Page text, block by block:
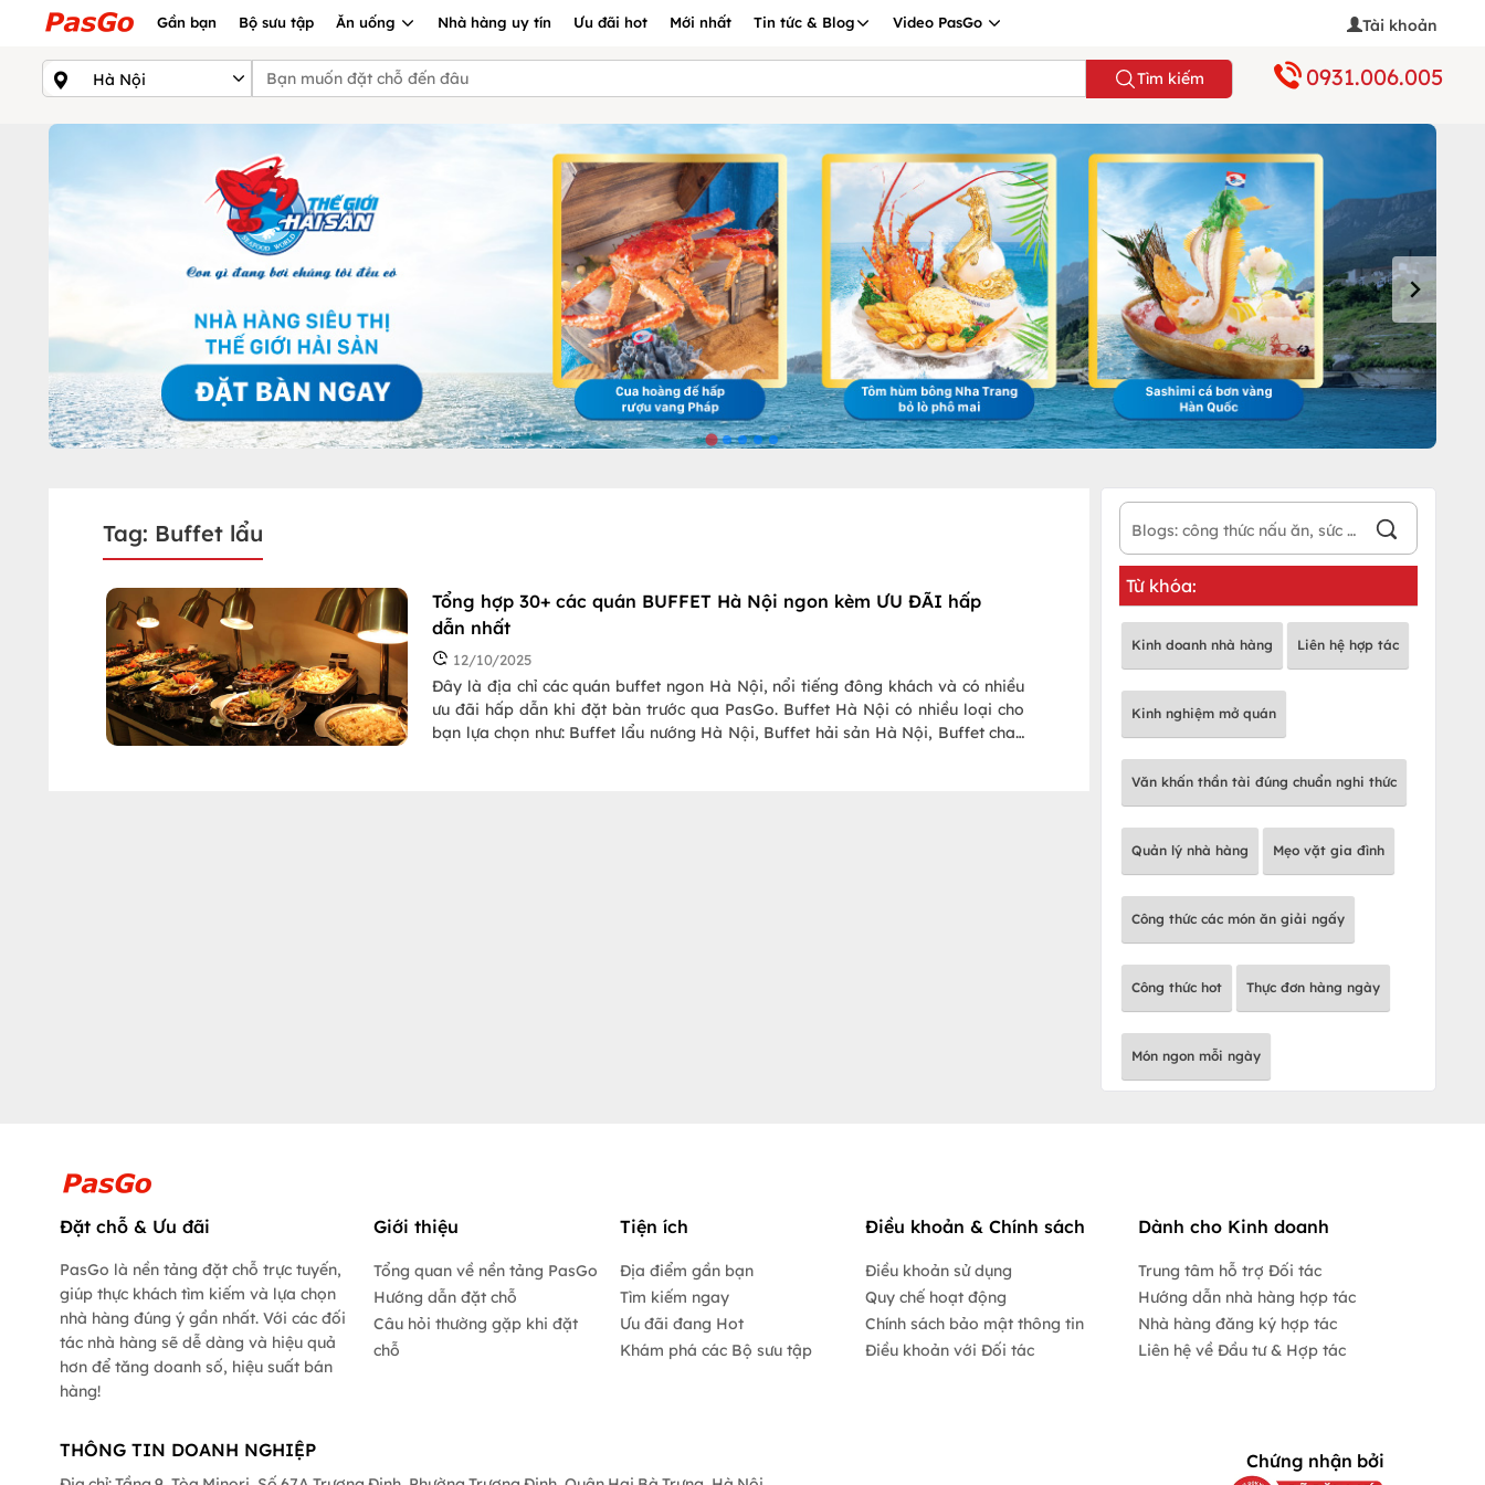
Gần bạn Bộ sưu tập Ăn uống Nhà hàng uy tín Ưu đãi hot Mới nhất Tin tức & Blog Video PasGo Tài khoản
Tìm kiếm 0931.006.005
Tag: Buffet lẩu
Tổng hợp 30+ các quán BUFFET Hà Nội ngon kèm ƯU ĐÃI hấp
dẫn nhất
12/10/2025
Đây là địa chỉ các quán buffet ngon Hà Nội, nổi tiếng đông khách và có nhiều
ưu đãi hấp dẫn khi đặt bàn trước qua PasGo. Buffet Hà Nội có nhiều loại cho
bạn lựa chọn như: Buffet lẩu nướng Hà Nội, Buffet hải sản Hà Nội, Buffet chay
Từ khóa:
Kinh doanh nhà hàng Liên hệ hợp tác
Kinh nghiệm mở quán
Văn khấn thần tài đúng chuẩn nghi thức
Quản lý nhà hàng Mẹo vặt gia đình
Công thức các món ăn giải ngấy
Công thức hot Thực đơn hàng ngày
Món ngon mỗi ngày
Đặt chỗ & Ưu đãi
PasGo là nền tảng đặt chỗ trực tuyến,
giúp thực khách tìm kiếm và lựa chọn
nhà hàng đúng ý gần nhất. Với các đối
tác nhà hàng sẽ dễ dàng và hiệu quả
hơn để tăng doanh số, hiệu suất bán
hàng!
Giới thiệu
Tổng quan về nền tảng PasGo
Hướng dẫn đặt chỗ
Câu hỏi thường gặp khi đặt
chỗ
Tiện ích
Địa điểm gần bạn
Tìm kiếm ngay
Ưu đãi đang Hot
Khám phá các Bộ sưu tập
Điều khoản & Chính sách
Điều khoản sử dụng
Quy chế hoạt động
Chính sách bảo mật thông tin
Điều khoản với Đối tác
Dành cho Kinh doanh
Trung tâm hỗ trợ Đối tác
Hướng dẫn nhà hàng hợp tác
Nhà hàng đăng ký hợp tác
Liên hệ về Đầu tư & Hợp tác
THÔNG TIN DOANH NGHIỆP Chứng nhận bởi